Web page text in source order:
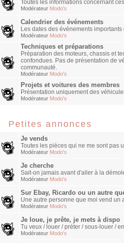
Toutes les informations concernant
Modérateur Modo's
Calendrier des événements
Les dates des événements
Modérateur Modo's
Techniques et préparations
Préparation des moteurs, chassis et
confondues. Pas de présentation de
communauté.
Modérateur Modo's
Projets et voitures des membres
Présentation uniquement des
Modérateur Modo's
Petites annonces
Je vends
Toutes les pièces qui ne me sont pas
Modérateur Modo's
Je cherche
Sait-on jamais avant d'aller à la
Modérateur Modo's
Sur Ebay, Ricardo ou un autre
Une autre personne que moi vend un
Modérateur Modo's
Je loue, je prête, je mets à dispo
Tu veux / louer / préter / sous-louer /
Modérateur Modo's